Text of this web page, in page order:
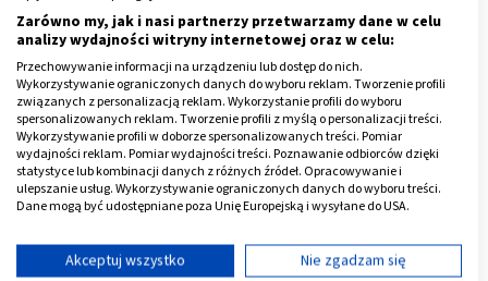
pełni rolę systemu umożliwiającego wymianę gazową
w organizmie, a więc przyjmowanie tlenu oraz
oddawanie dwutlenku węgla z organizmu.
Reklama
Zarówno my, jak i nasi partnerzy przetwarzamy dane w celu
analizy wydajności witryny internetowej oraz w celu:
Przechowywanie informacji na urządzeniu lub dostęp do nich.
Wykorzystywanie ograniczonych danych do wyboru reklam. Tworzenie profili
związanych z personalizacją reklam. Wykorzystanie profili do wyboru
spersonalizowanych reklam. Tworzenie profili z myślą o personalizacji treści.
Wykorzystywanie profili w doborze spersonalizowanych treści. Pomiar
wydajności reklam. Pomiar wydajności treści. Poznawanie odbiorców dzięki
statystyce lub kombinacji danych z różnych źródeł. Opracowywanie i
ulepszanie usług. Wykorzystywanie ograniczonych danych do wyboru treści.
Dane mogą być udostępniane poza Unię Europejską i wysyłane do USA.
Wyświetl listę partnerów (11 dostawców IAB)
Akceptuj wszystko
Nie zgadzam się